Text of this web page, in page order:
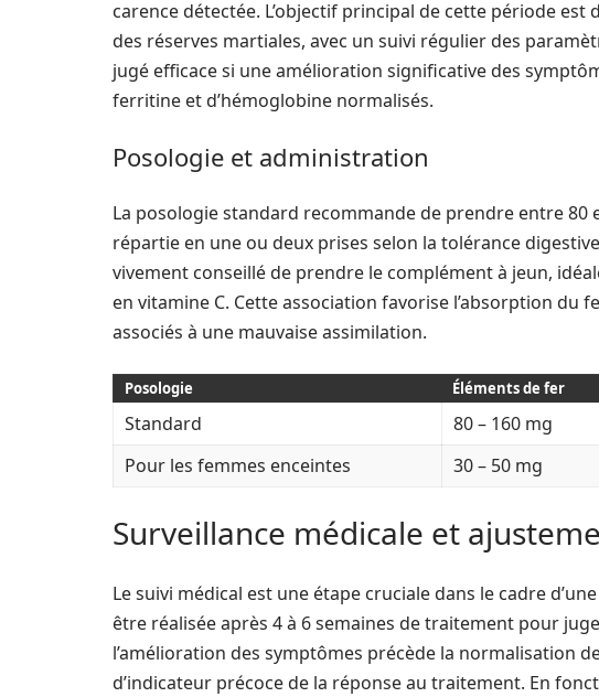
carence détectée. L’objectif principal de cette période
des réserves martiales, avec un suivi régulier des
jugé efficace si une amélioration significative des
ferritine et d’hémoglobine normalisés.
Posologie et administration
La posologie standard recommande de prendre entre 80
répartie en une ou deux prises selon la tolérance
vivement conseillé de prendre le complément à jeun,
en vitamine C. Cette association favorise l’absorption du
associés à une mauvaise assimilation.
Posologie Éléments de fer
Standard 80 – 160 mg
Pour les femmes enceintes
30 – 50 mg
Surveillance médicale et
Le suivi médical est une étape cruciale dans le cadre
être réalisée après 4 à 6 semaines de traitement pour
l’amélioration des symptômes précède la normalisation
d’indicateur précoce de la réponse au traitement. En